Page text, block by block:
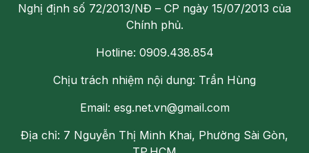
Nghị định số 72/2013/NĐ – CP ngày 15/07/2013 của
Chính phủ.
Hotline: 0909.438.854
Chịu trách nhiệm nội dung: Trần Hùng
Email: esg.net.vn@gmail.com
Địa chỉ: 7 Nguyễn Thị Minh Khai, Phường Sài Gòn,